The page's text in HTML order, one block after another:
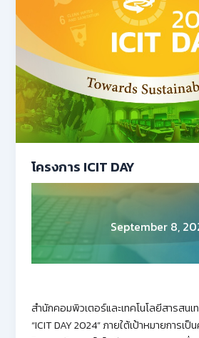
โครงการ ICIT DAY
September 8,
สำนักคอมพิวเตอร์และเทคโนโลยีสารสนเ
“ICIT DAY 2024” ภายใต้เป้าหมายการเ